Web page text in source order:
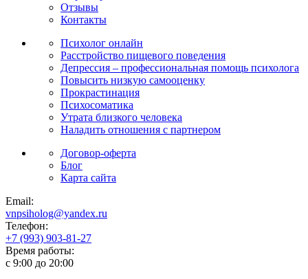
Отзывы
Контакты
Психолог онлайн
Расстройство пищевого поведения
Депрессия – профессиональная помощь психолога
Повысить низкую самооценку
Прокрастинация
Психосоматика
Утрата близкого человека
Наладить отношения с партнером
Договор-оферта
Блог
Карта сайта
Email:
vnpsiholog@yandex.ru
Телефон:
+7 (993) 903-81-27
Время работы:
с 9:00 до 20:00